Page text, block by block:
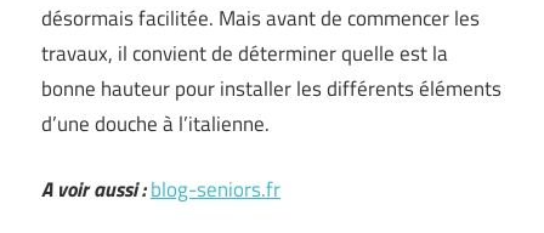
désormais facilitée. Mais avant de commencer les
travaux, il convient de déterminer quelle est la
bonne hauteur pour installer les différents éléments
d’une douche à l’italienne.
A voir aussi :blog-seniors.fr